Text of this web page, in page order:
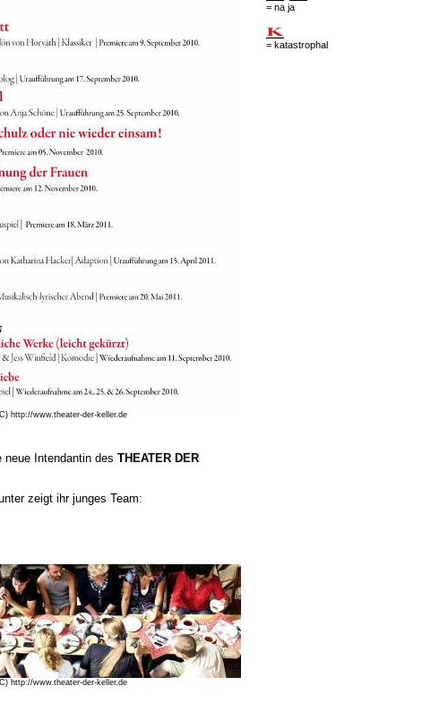
http://www.theater-der-keller.de
Intendantin des THEATER DER
zeigt ihr junges Team:
http://www.theater-der-keller.de
= na ja
= katastrophal